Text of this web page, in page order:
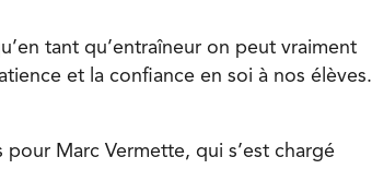
tant qu’entraîneur on peut vraiment
et la confiance en soi à nos élèves.
Marc Vermette, qui s’est chargé